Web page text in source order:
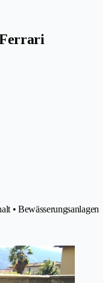
• Bewässerungsanlagen